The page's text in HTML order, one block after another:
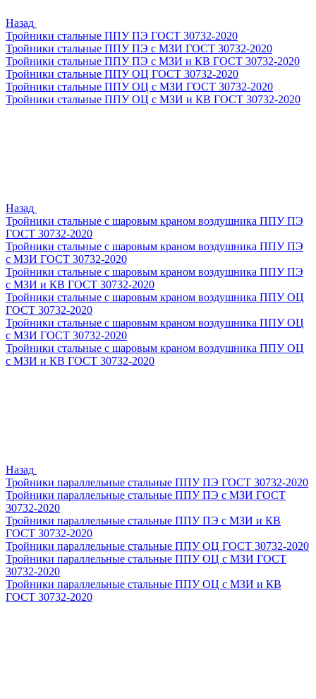
Назад
Тройники стальные ППУ ПЭ ГОСТ 30732-2020
Тройники стальные ППУ ПЭ с МЗИ ГОСТ 30732-2020
Тройники стальные ППУ ПЭ с МЗИ и КВ ГОСТ 30732-2020
Тройники стальные ППУ ОЦ ГОСТ 30732-2020
Тройники стальные ППУ ОЦ с МЗИ ГОСТ 30732-2020
Тройники стальные ППУ ОЦ с МЗИ и КВ ГОСТ 30732-2020
Назад
Тройники стальные с шаровым краном воздушника ППУ ПЭ
ГОСТ 30732-2020
Тройники стальные с шаровым краном воздушника ППУ ПЭ
с МЗИ ГОСТ 30732-2020
Тройники стальные с шаровым краном воздушника ППУ ПЭ
с МЗИ и КВ ГОСТ 30732-2020
Тройники стальные с шаровым краном воздушника ППУ ОЦ
ГОСТ 30732-2020
Тройники стальные с шаровым краном воздушника ППУ ОЦ
с МЗИ ГОСТ 30732-2020
Тройники стальные с шаровым краном воздушника ППУ ОЦ
с МЗИ и КВ ГОСТ 30732-2020
Назад
Тройники параллельные стальные ППУ ПЭ ГОСТ 30732-2020
Тройники параллельные стальные ППУ ПЭ с МЗИ ГОСТ
30732-2020
Тройники параллельные стальные ППУ ПЭ с МЗИ и КВ
ГОСТ 30732-2020
Тройники параллельные стальные ППУ ОЦ ГОСТ 30732-2020
Тройники параллельные стальные ППУ ОЦ с МЗИ ГОСТ
30732-2020
Тройники параллельные стальные ППУ ОЦ с МЗИ и КВ
ГОСТ 30732-2020